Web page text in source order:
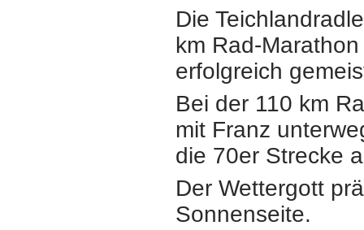
Die
km Rad-
erfolgreich
Bei der 110 km
mit Franz
die 70er Strecke
Der Wettergott
Sonnenseite.